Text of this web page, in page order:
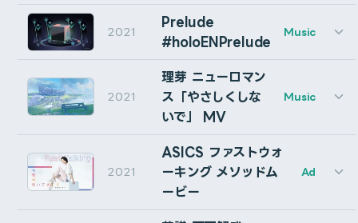
範囲拡張設定
作成するautoRectの範囲拡張を設定します。範囲拡張
は、autoRect pseudoエフェクトから作成後でも変更で
きます。
右側のリセットボタンをクリックすることで、デフォルト
の値にリセットします。 リセットボタンをShift+クリック
すると、現在入力されている値をデフォルトとして設定し
Editor: Tomoya Eguchi (Cumuloworks)
CG Animator, Compositor: Tomoya Eguchi
Music: YOASOBI
Reading: ikura (YOASOBI)
Producer: Okubo "youkiss" Yuki (IJIGEN TOKYO)
Director, Motion & Sound Designer, Editor: Tomoya
FUI Designer, CG Animator: Shigu
Environment CG Designer: ymgc
Client: ENEOS Corporation
Agency: opt
Creative Director: Katsuyoshi Takada (opt)
Planner: Sayuri Aizawa (opt), Hitomi Tazawa
Director: Kei Ohta (CluB_A)
Producer: Kosuke Egami (xpd)
Production Manager: Ryota Chiba (xpd)
Audio: Naoya Mochizuki (IMAGICA)
Illustrator: Tomowaka
Animator: Junichiro Kusama (LIBERTY ANIMATION
CG: Tomoya Eguchi (Cumuloworks), Akito Osawa
EneKey 2周年キャンペーン「サイドストーリー」の背景
Client: ENEOS Corporation
Creative Director: Katsuyoshi Takada (opt)
Planner: Sayuri Aizawa (opt), Hitomi Tazawa
Director: Kei Ohta (CluB_A)
Producer: Kosuke Egami (xpd)
Director, CG, Composite: Shigu
Cinematographer: Reflex
Soundtrack: Laur (@LAUR1200)
Director: Shinoda Toshitaka (IJIGEN TOKYO)
2021
Prelude
#holoENPrelude
Music
2021
理芽 ニューロマン
ス「やさしくしな
いで」 MV
Music
2021
ASICS ファストウォ
ーキング メソッドム
ービー
Ad